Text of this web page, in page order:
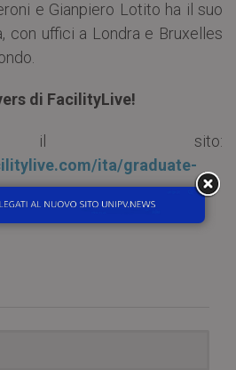
e Gianpiero Lotito ha il suo
con uffici a Londra e Bruxelles
di FacilityLive!
il sito:
ita/graduate-